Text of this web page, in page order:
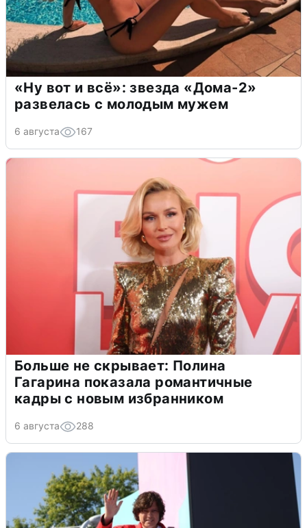
«Ну вот и всё»: звезда «Дома-2»
развелась с молодым мужем
6 августа 167
Больше не скрывает: Полина
Гагарина показала романтичные
кадры с новым избранником
6 августа 288